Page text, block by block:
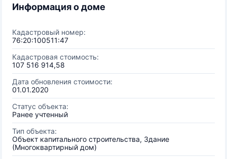
Информация о доме
Кадастровый номер:
76:20:100511:47
Кадастровая стоимость:
107 516 914,58
Дата обновления стоимости:
01.01.2020
Статус объекта:
Ранее учтенный
Тип объекта:
Объект капитального строительства, Здание
(Многоквартирный дом)